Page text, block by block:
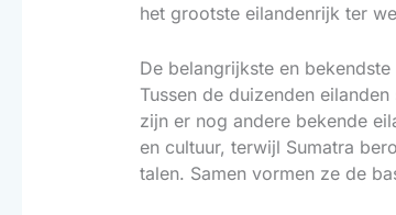
het grootste eilandenrijk ter
De belangrijkste en
Tussen de duizenden
zijn er nog andere bekende
en cultuur, terwijl Sumatra
talen. Samen vormen ze de